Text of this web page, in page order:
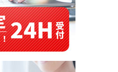
を
ア
メ
リ
カ